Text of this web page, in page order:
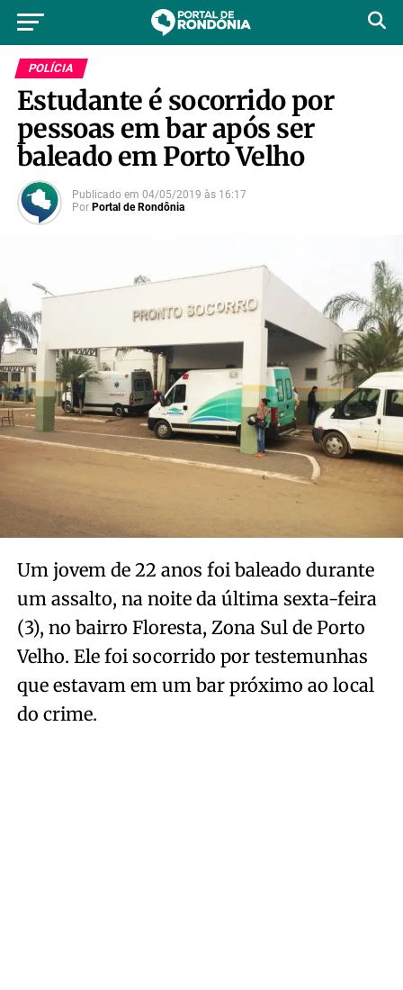
POLÍCIA
Estudante é socorrido por
pessoas em bar após ser
baleado em Porto Velho
Publicado em 04/05/2019 às 16:17
Por Portal de Rondônia
Um jovem de 22 anos foi baleado durante
um assalto, na noite da última sexta-feira
(3), no bairro Floresta, Zona Sul de Porto
Velho. Ele foi socorrido por testemunhas
que estavam em um bar próximo ao local
do crime.